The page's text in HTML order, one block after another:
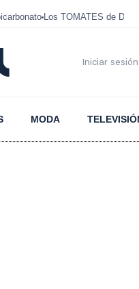
Los TOMATES de Dani
Iniciar sesión
MODA